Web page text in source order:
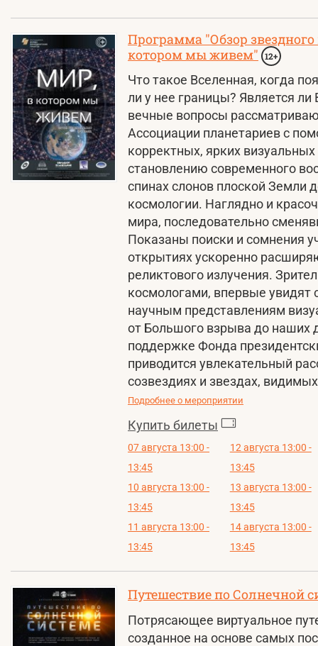
Программа "Обзор
котором мы живем"
12+
Что такое Вселенная, когда
ли у нее границы? Является
вечные вопросы
Ассоциации планетариев с
корректных, ярких
становлению современного
спинах слонов плоской Земли
космологии. Наглядно и
мира, последовательно
Показаны поиски и сомнения
открытиях ускоренно
реликтового излучения.
космологами, впервые
научным представлениям
от Большого взрыва до наших
поддержке Фонда
приводится увлекательный
созвездиях и звездах,
Подробнее о мероприятии
Купить билеты
07 августа 13:00 -
13:45
10 августа 13:00 -
13:45
11 августа 13:00 -
13:45
12 августа 13:00 -
13:45
13 августа 13:00 -
13:45
14 августа 13:00 -
13:45
Путешествие по Солнечной
Потрясающее виртуальное
созданное на основе самых